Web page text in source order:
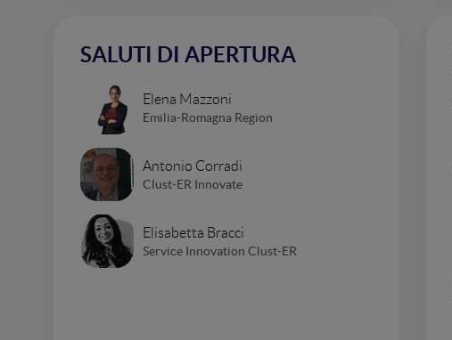
SALUTI DI APERTURA
Elena Mazzoni
Emilia-Romagna Region
Antonio Corradi
Clust-ER Innovate
Elisabetta Bracci
Service Innovation Clust-ER